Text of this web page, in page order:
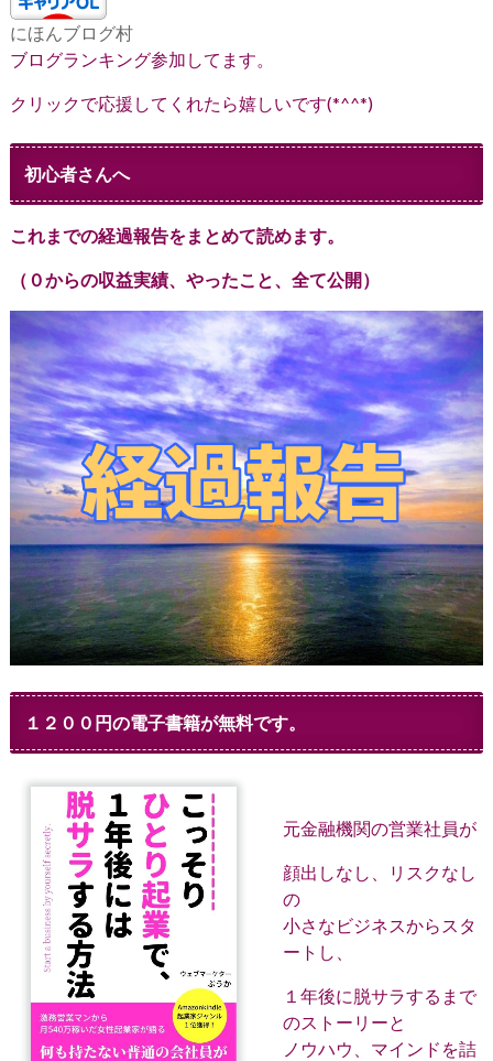
にほんブログ村
ブログランキング参加してます。
クリックで応援してくれたら嬉しいです(*^^*)
初心者さんへ
これまでの経過報告をまとめて読めます。
（０からの収益実績、やったこと、全て公開）
１２００円の電子書籍が無料です。
元金融機関の営業社員が
顔出しなし、リスクなし
の
小さなビジネスからスタ
ートし、
１年後に脱サラするまで
のストーリーと
ノウハウ、マインドを詰